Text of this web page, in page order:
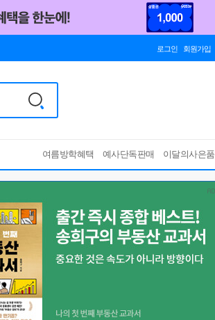
로그인 회원가입
여름방학혜택 예사단독판매 이달의사은품